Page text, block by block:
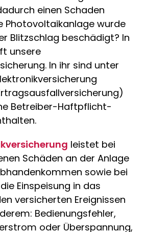
einen Schaden
Photovoltaikanlage wurde
Blitzschlag beschädigt? In
unsere
In ihr sind unter
Betreiber-Haftpflicht­
leistet bei
Schäden an der Anlage
sowie bei
Einspeisung in das
versicherten Ereignissen
Bedienungsfehler,
oder Überspannung,